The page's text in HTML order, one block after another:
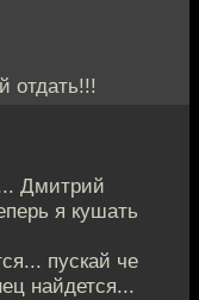
отдать!!!
Дмитрий
я кушать
пускай че
найдется...